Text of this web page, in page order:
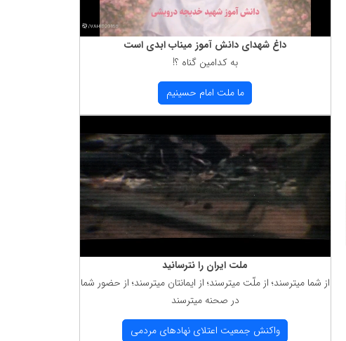
داغ شهدای دانش آموز میناب ابدی است
به كدامین گناه ؟!
ما ملت امام حسینیم
ملت ایران را نترسانید
از شما میترسند؛ از ملّت میترسند؛ از ایمانتان میترسند؛ از حضور شما
در صحنه میترسند
واكنش جمعیت اعتلای نهادهای مردمی